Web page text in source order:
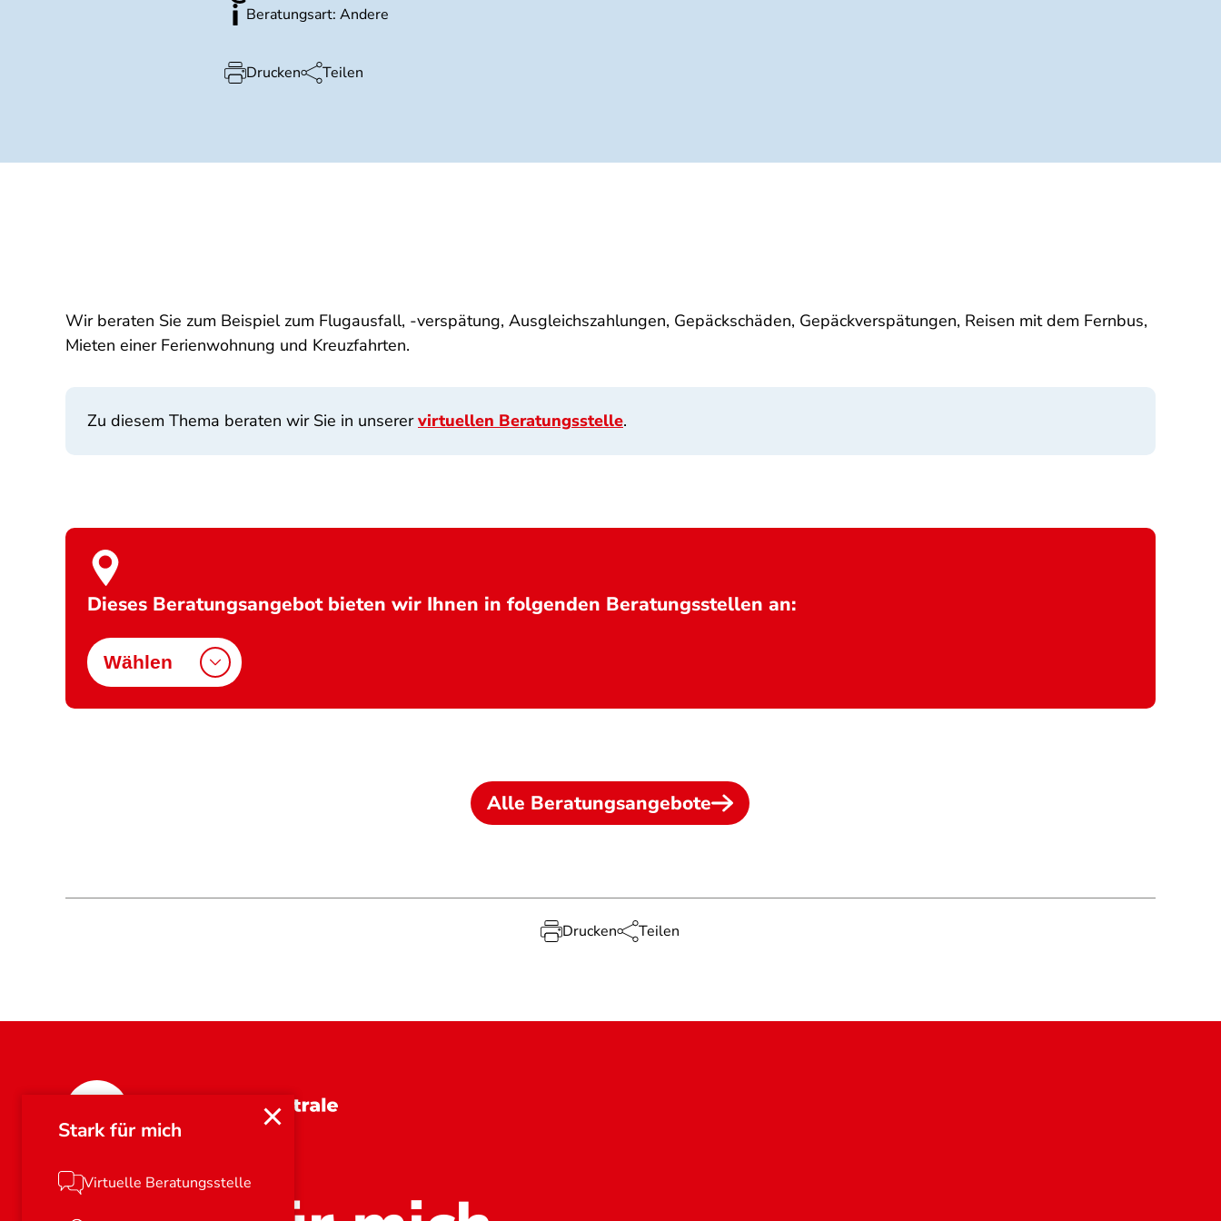
Stark für mich
Virtuelle Beratungsstelle
Beratungsart: Andere
Drucken Teilen
Wir beraten Sie zum Beispiel zum Flugausfall, -verspätung, Ausgleichszahlungen, Gepäckschäden, Gepäckverspätungen, Reisen mit dem Fernbus,
Mieten einer Ferienwohnung und Kreuzfahrten.
Zu diesem Thema beraten wir Sie in unserervirtuellen Beratungsstelle.
Dieses Beratungsangebot bieten wir Ihnen in folgenden Beratungsstellen an:
Wählen
Alle Beratungsangebote
Drucken Teilen
Bayern